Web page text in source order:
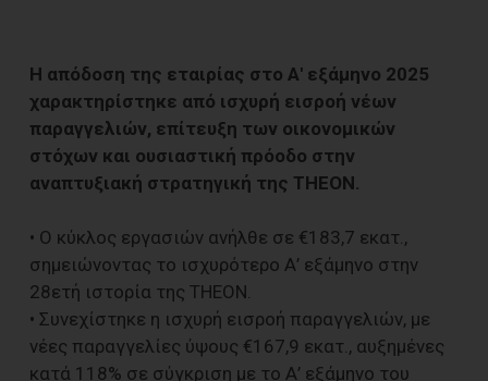
Η απόδοση της εταιρίας στο Α' εξάμηνο 2025
χαρακτηρίστηκε από ισχυρή εισροή νέων
παραγγελιών, επίτευξη των οικονομικών
στόχων και ουσιαστική πρόοδο στην
αναπτυξιακή στρατηγική της THEON.
• Ο κύκλος εργασιών ανήλθε σε €183,7 εκατ.,
σημειώνοντας το ισχυρότερο Α’ εξάμηνο στην
28ετή ιστορία της THEON.
• Συνεχίστηκε η ισχυρή εισροή παραγγελιών, με
νέες παραγγελίες ύψους €167,9 εκατ., αυξημένες
κατά 118% σε σύγκριση με το Α’ εξάμηνο του